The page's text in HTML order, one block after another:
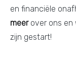
en financiële
meerover ons en
zijn gestart!